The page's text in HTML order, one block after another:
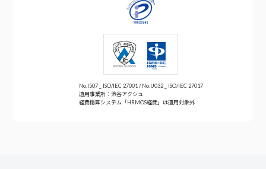
No.I507 _ ISO/IEC 27001 / No.U032 _ ISO/IEC 27017
適用事業所：渋谷アクシュ
経費精算システム「HRMOS経費」は適用対象外